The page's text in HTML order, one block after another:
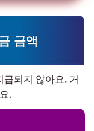
금액
되지 않아요. 거
.